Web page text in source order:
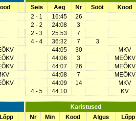
Seis
Aeg Nr Sööt
Kood
2 - 1
16:45
26
2 - 2
24:08
3
2 - 3
25:53
7
4 - 4
36:32 7
3
44:05
30
MKV
44:06
3
MEÕKV
44:07
26
MEÕKV
44:08
7
MEÕKV
44:09
14
MKV
4 - 5
44:10 KV
Lõpp
Karistused
Nr
Min Kood Algus Lõpp